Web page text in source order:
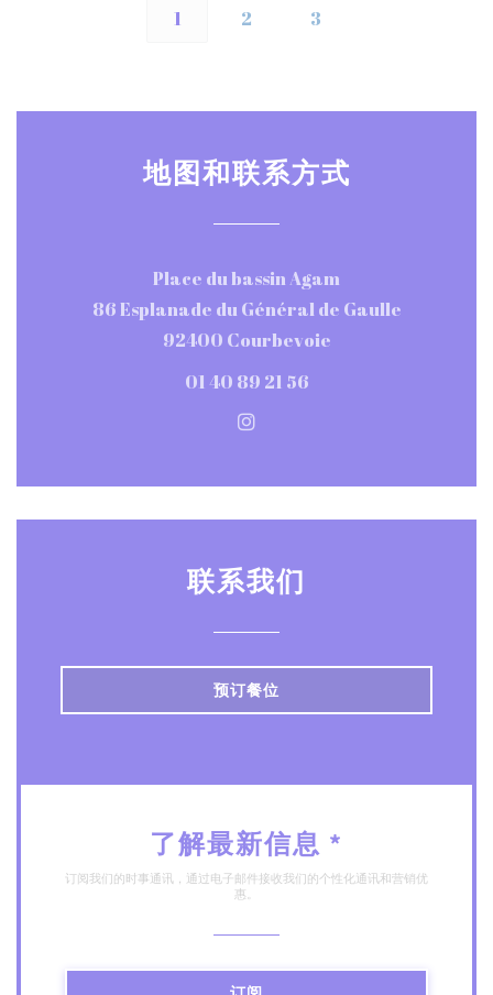
1 2 3
地图和联系方式
Place du bassin Agam
86 Esplanade du Général de Gaulle
92400 Courbevoie((在新窗口中打开))
01 40 89 21 56
Instagram ((在新窗口中打
联系我们
预订餐位
了解最新信息 *
订阅我们的时事通讯，通过电子邮件接收我们的个性化通讯和营销优
惠。